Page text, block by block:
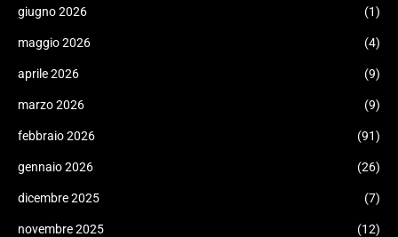
giugno 2026 (1)
maggio 2026 (4)
aprile 2026 (9)
marzo 2026 (9)
febbraio 2026 (91)
gennaio 2026 (26)
dicembre 2025 (7)
novembre 2025 (12)